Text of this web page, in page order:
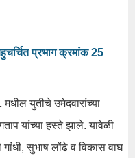
प्रभाग क्रमांक 25
मधील युतीचे उमेदवारांच्या
यांच्या हस्ते झाले. यावेळी
सुभाष लोंढे व विकास वाघ